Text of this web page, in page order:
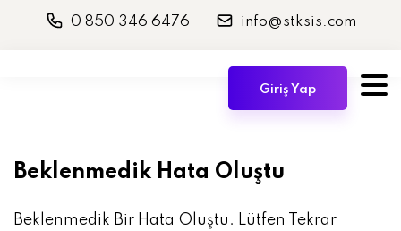
0 850 346 6476 info@stksis.com
Giriş Yap
Beklenmedik Hata Oluştu
Beklenmedik Bir Hata Oluştu. Lütfen Tekrar